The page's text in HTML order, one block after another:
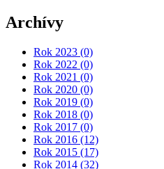
Archívy
Rok 2023 (0)
Rok 2022 (0)
Rok 2021 (0)
Rok 2020 (0)
Rok 2019 (0)
Rok 2018 (0)
Rok 2017 (0)
Rok 2016 (12)
Rok 2015 (17)
Rok 2014 (32)